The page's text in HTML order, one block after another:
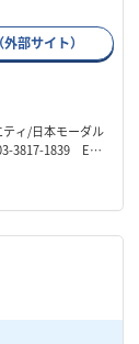
（外部サイト）
ィ/日本モーダル
3817-1839 Emai